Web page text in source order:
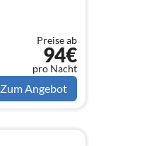
Preise ab
94€
pro Nacht
Zum Angebot